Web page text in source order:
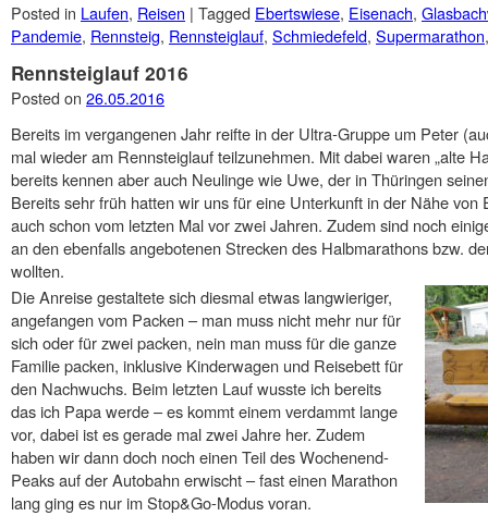
Posted in Laufen, Reisen | Tagged Ebertswiese, Eisenach,
Pandemie, Rennsteig, Rennsteiglauf, Schmiedefeld, Supermarathon
Rennsteiglauf 2016
Posted on 26.05.2016
Bereits im vergangenen Jahr reifte in der Ultra-Gruppe um Peter
mal wieder am Rennsteiglauf teilzunehmen. Mit dabei waren „alte
bereits kennen aber auch Neulinge wie Uwe, der in Thüringen
Bereits sehr früh hatten wir uns für eine Unterkunft in der Nähe von
auch schon vom letzten Mal vor zwei Jahren. Zudem sind noch
an den ebenfalls angebotenen Strecken des Halbmarathons bzw.
wollten.
Die Anreise gestaltete sich diesmal etwas langwieriger,
angefangen vom Packen – man muss nicht mehr nur für
sich oder für zwei packen, nein man muss für die ganze
Familie packen, inklusive Kinderwagen und Reisebett für
den Nachwuchs. Beim letzten Lauf wusste ich bereits
das ich Papa werde – es kommt einem verdammt lange
vor, dabei ist es gerade mal zwei Jahre her. Zudem
haben wir dann doch noch einen Teil des Wochenend-
Peaks auf der Autobahn erwischt – fast einen Marathon
lang ging es nur im Stop&Go-Modus voran.